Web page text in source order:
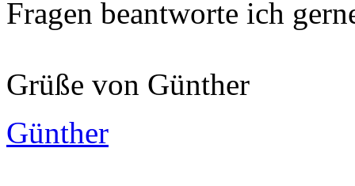
Fragen beantworte ich
Grüße von Günther
Günther